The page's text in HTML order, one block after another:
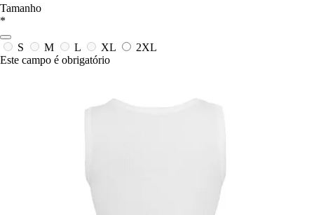
Tamanho
*
S M L XL
2XL
Este campo é obrigatório